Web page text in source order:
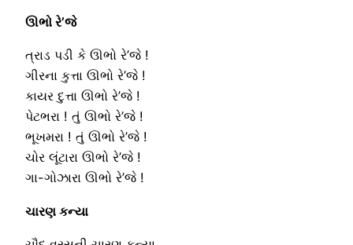
ઊભો રે’જે
ત્રાડ પડી કે ઊભો રે’જે !
ગીરના કુત્તા ઊભો રે’જે !
કાયર દુત્તા ઊભો રે’જે !
પેટભરા ! તું ઊભો રે’જે !
ભૂખમરા ! તું ઊભો રે’જે !
ચોર લૂંટારા ઊભો રે’જે !
ગા-ગોઝારા ઊભો રે’જે !
ચારણ કન્યા